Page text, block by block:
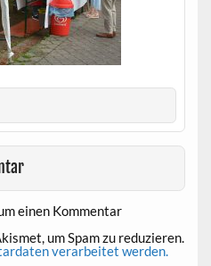
einen Kommentar
um Spam zu reduzieren.
verarbeitet werden.